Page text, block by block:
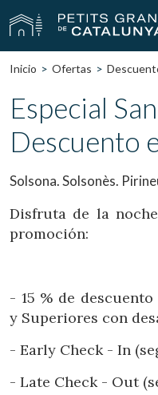
Nuestros Hoteles
Bodas
Cheques Regalo
Contacto
vpn_key Iniciar sesión
Inicio Ofertas
Especial
Descuento
Solsona. Solsonès.
Disfruta de la
promoción:
- 15 % de
y Superiores con
- Early Check - In
- Late Check - Out